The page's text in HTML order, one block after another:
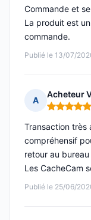
Publié le 13/07/
Commande et
La produit est
commande.
A
Acheteur
Note : 5
Publié le 25/06/
Transaction très
compréhensif
retour au bureau
Les CacheCam